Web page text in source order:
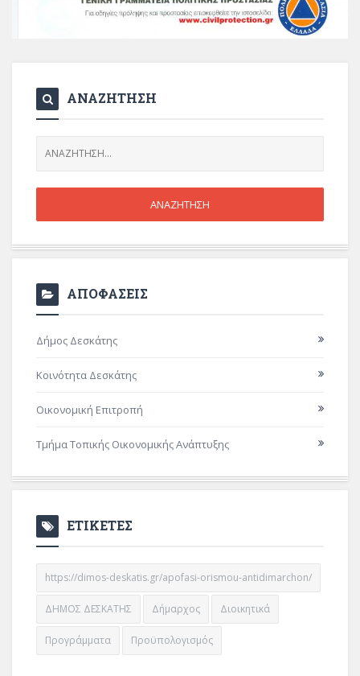
ΑΝΑΖΗΤΗΣΗ
ΑΠΟΦΑΣΕΙΣ
Δήμος Δεσκάτης
Κοινότητα Δεσκάτης
Οικονομική Επιτροπή
Τμήμα Τοπικής Οικονομικής Ανάπτυξης
ΕΤΙΚΕΤΕΣ
https://dimos-deskatis.gr/apofasi-orismou-antidimarchon/
ΔΗΜΟΣ ΔΕΣΚΑΤΗΣ Δήμαρχος Διοικητικά
Προγράμματα Προϋπολογισμός